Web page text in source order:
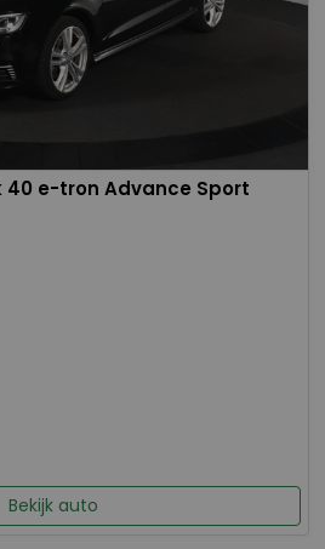
40 e-tron Advance Sport
Bekijk auto